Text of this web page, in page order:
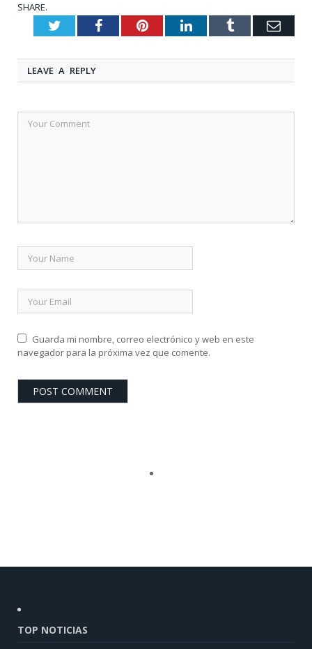
SHARE.
TwitterFacebookPinterestLinkedInTumblr
LEAVE A REPLY
Guarda mi nombre, correo electrónico y web en este
navegador para la próxima vez que comente.
TOP NOTICIAS